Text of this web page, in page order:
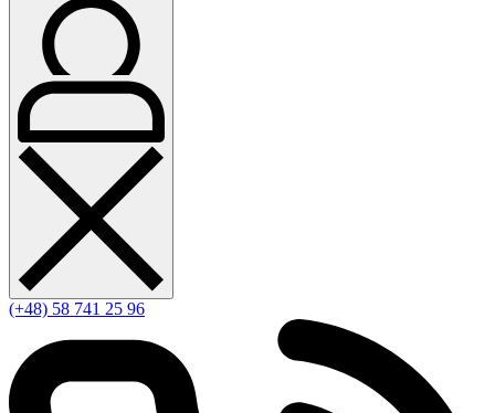
(+48) 58 741 25 96